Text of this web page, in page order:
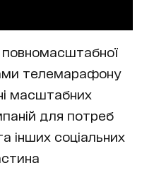
телемарафону
масштабних
для потреб
інших соціальних